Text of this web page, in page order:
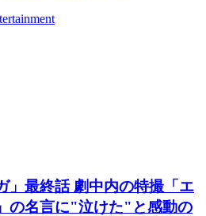
」最終話 劇中内の特撮「エ
の名言に"泣けた"と感動の